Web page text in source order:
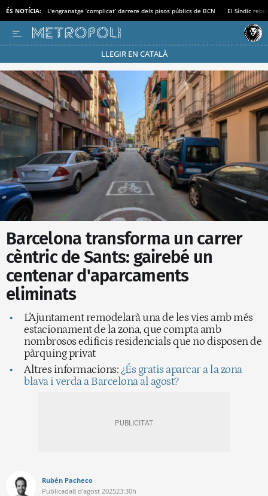
ÉS NOTÍCIA: L'engranatge ‘complicat’ darrere dels pisos públics de BCN El Síndic
LLEGIR EN CATALÀ
Passa’t al mode estalvi
Barcelona transforma un carrer
cèntric de Sants: gairebé un
centenar d'aparcaments
eliminats
L'Ajuntament remodelarà una de les vies amb més
estacionament de la zona, que compta amb
nombrosos edificis residencials que no disposen de
pàrquing privat
Altres informacions:¿És gratis aparcar a la zona
blava i verda a Barcelona al agost?
Rubén Pacheco
Publicada8 d’agost 202523:30h